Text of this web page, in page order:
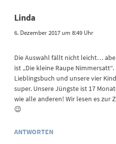
Linda
6. Dezember 2017 um 8:49 Uhr
Die Auswahl fällt nicht leicht…
ist „Die kleine Raupe
Lieblingsbuch und unsere vier
super. Unsere Jüngste ist 17
wie alle anderen! Wir lesen es zur
😉
ANTWORTEN